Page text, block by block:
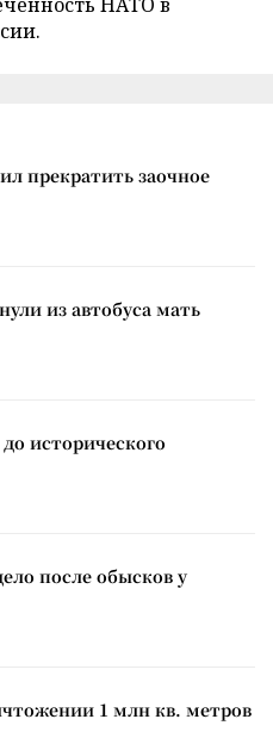
прекратить заочное
из автобуса мать
исторического
после обысков у
1 млн кв. метров